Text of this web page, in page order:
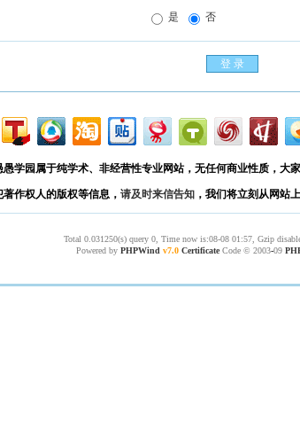
是 否
愚学园属于纯学术、非经营性专业网站，无任何商业性质，大
作权人的版权等信息， 请及时来信告知 ，我们将立刻从网站
Total 0.031250(s) query 0, Time now is:08-08 01:57, Gzip
Powered by PHPWind v7.0 CertificateCode © 2003-09